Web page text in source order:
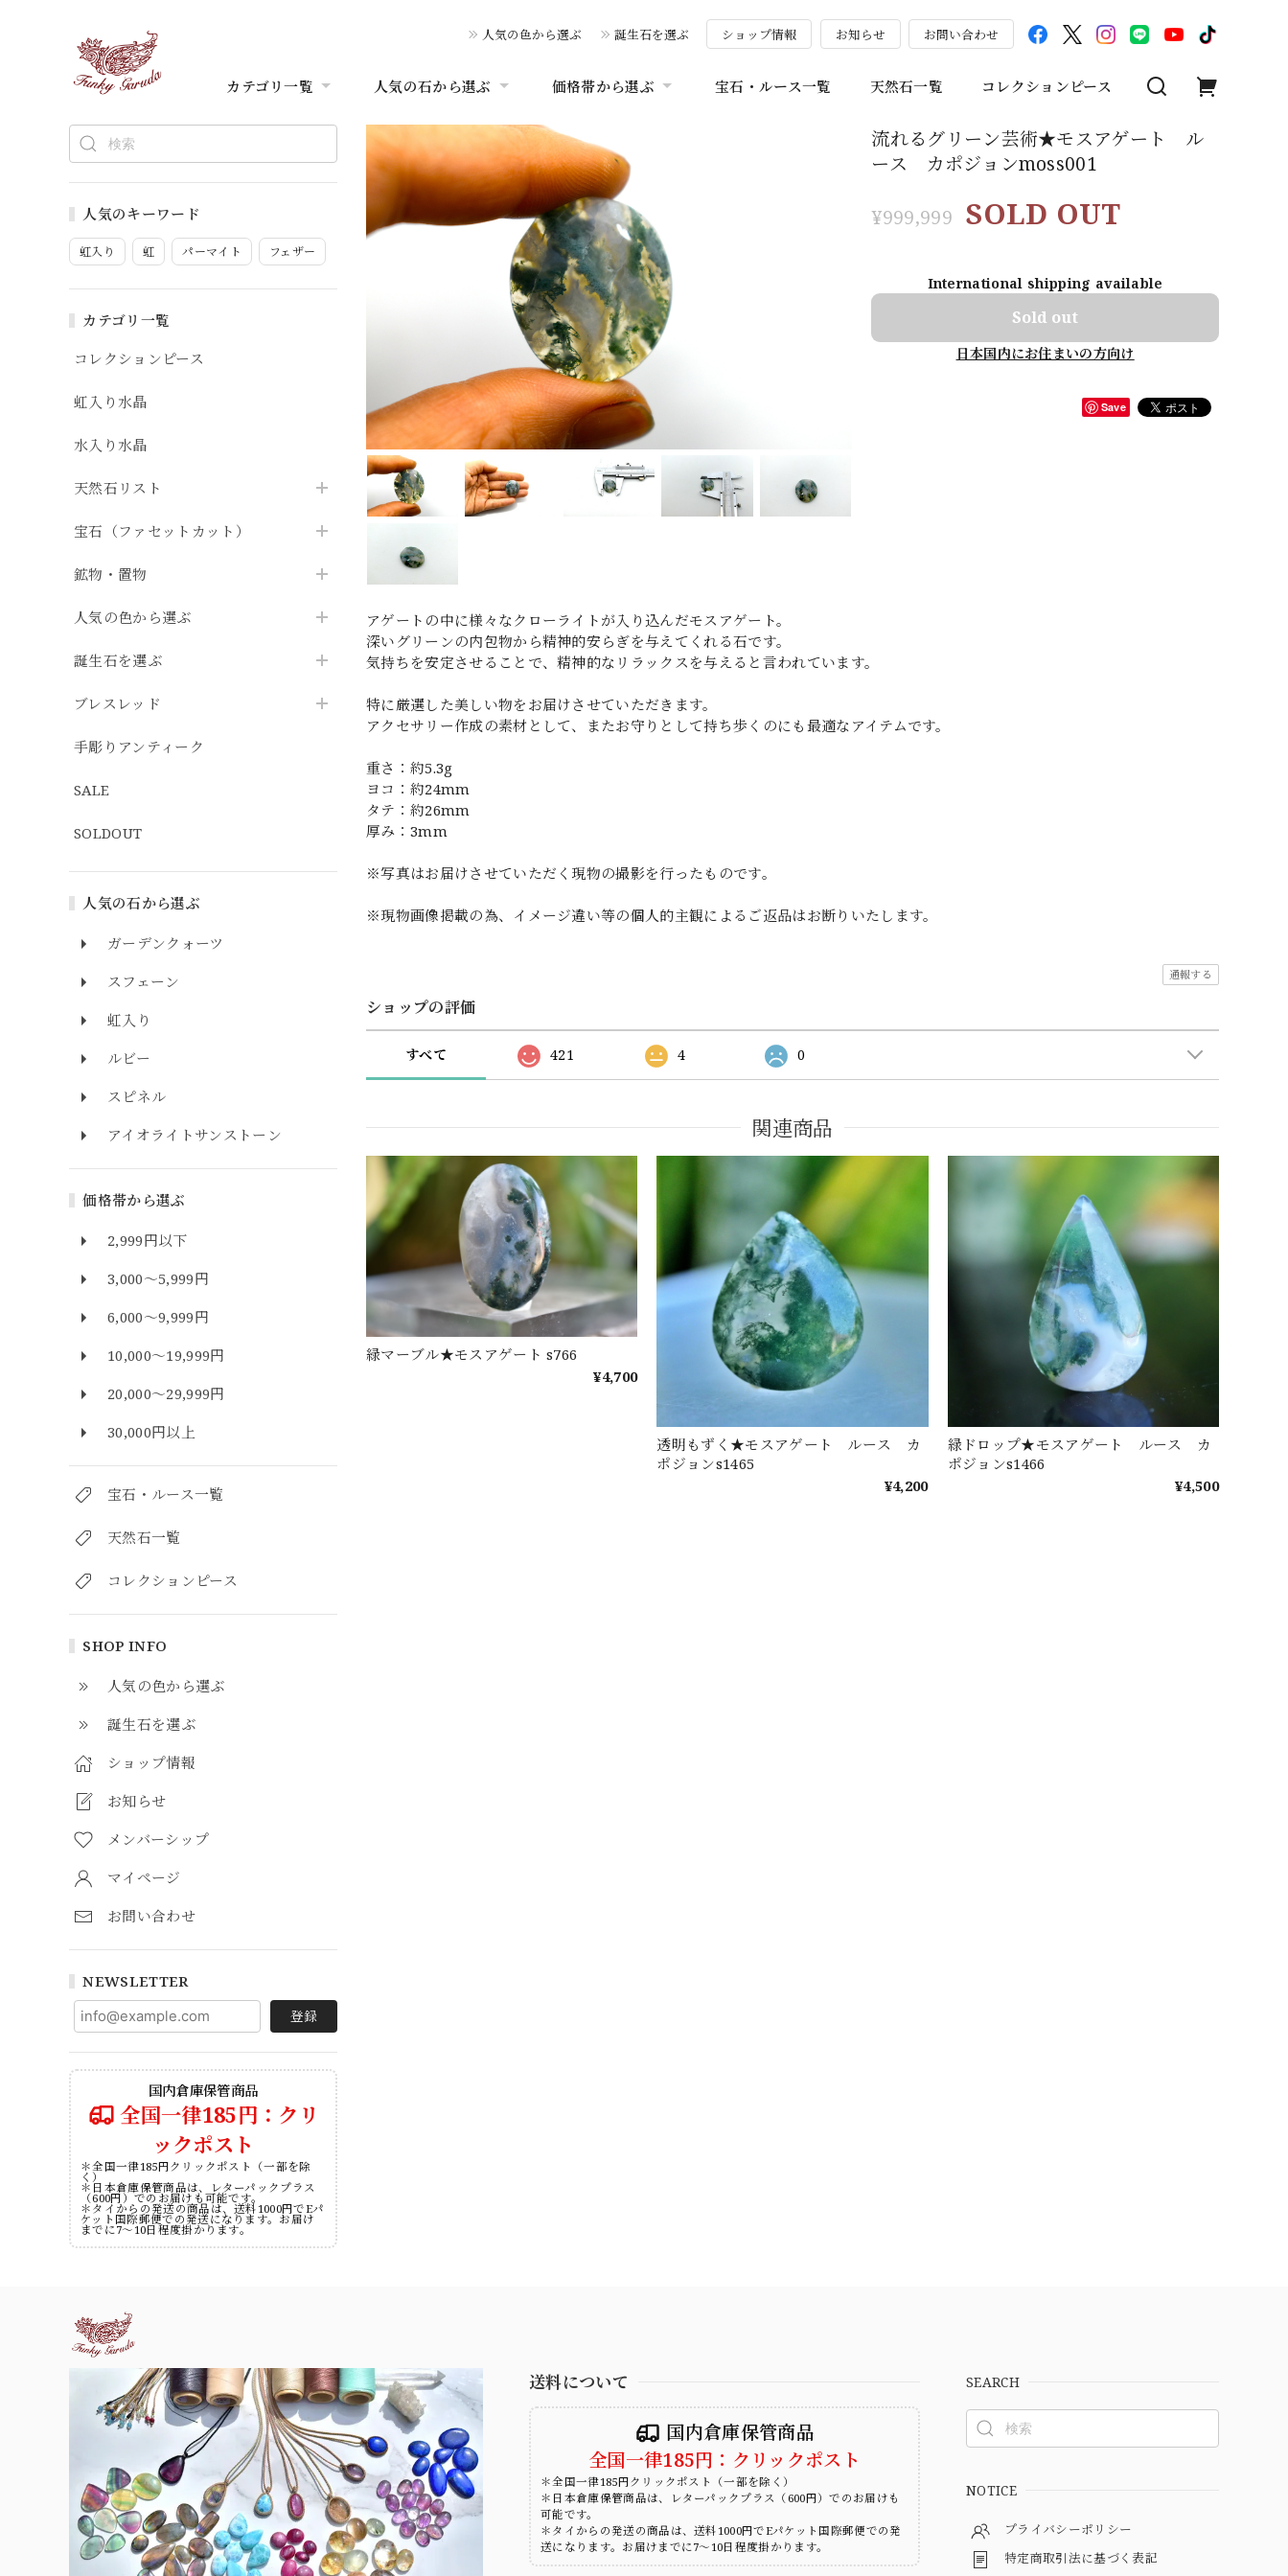
人気の色から選ぶ 誕生石を選ぶ ショップ情報 お知らせ お問い合わせ
カテゴリ一覧 人気の石から選ぶ 価格帯から選ぶ 宝石・ルース一覧 天然石一覧 コレクションピース
人気のキーワード
虹入り 虹 パーマイト フェザー
カテゴリ一覧
コレクションピース
虹入り水晶
水入り水晶
天然石リスト
宝石（ファセットカット）
鉱物・置物
人気の色から選ぶ
誕生石を選ぶ
ブレスレッド
手彫りアンティーク
SALE
SOLDOUT
人気の石から選ぶ
ガーデンクォーツ
スフェーン
虹入り
ルビー
スピネル
アイオライトサンストーン
価格帯から選ぶ
2,999円以下
3,000～5,999円
6,000～9,999円
10,000～19,999円
20,000～29,999円
30,000円以上
宝石・ルース一覧
天然石一覧
コレクションピース
SHOP INFO
人気の色から選ぶ
誕生石を選ぶ
ショップ情報
お知らせ
メンバーシップ
マイページ
お問い合わせ
NEWSLETTER
登録
国内倉庫保管商品
全国一律185円：クリ
ックポスト
＊全国一律185円クリックポスト（一部を除
く）
＊日本倉庫保管商品は、レターパックプラス
（600円）でのお届けも可能です。
＊タイからの発送の商品は、送料1000円でEパ
ケット国際郵便での発送になります。お届け
までに7～10日程度掛かります。
流れるグリーン芸術★モスアゲート ル
ース カポジョンmoss001
¥999,999 SOLD OUT
International shipping available
Sold out
日本国内にお住まいの方向け
Save
アゲートの中に様々なクローライトが入り込んだモスアゲート。
深いグリーンの内包物から精神的安らぎを与えてくれる石です。
気持ちを安定させることで、精神的なリラックスを与えると言われています。
特に厳選した美しい物をお届けさせていただきます。
アクセサリー作成の素材として、またお守りとして持ち歩くのにも最適なアイテムです。
重さ：約5.3g
ヨコ：約24mm
タテ：約26mm
厚み：3mm
※写真はお届けさせていただく現物の撮影を行ったものです。
※現物画像掲載の為、イメージ違い等の個人的主観によるご返品はお断りいたします。
通報する
ショップの評価
すべて 421 4 0
関連商品
緑マーブル★モスアゲート s766
¥4,700
透明もずく★モスアゲート ルース カ
ポジョンs1465
¥4,200
緑ドロップ★モスアゲート ルース カ
ポジョンs1466
¥4,500
送料について
国内倉庫保管商品
全国一律185円：クリックポスト
＊全国一律185円クリックポスト（一部を除く）
＊日本倉庫保管商品は、レターパックプラス（600円）でのお届けも
可能です。
＊タイからの発送の商品は、送料1000円でEパケット国際郵便での発
送になります。お届けまでに7～10日程度掛かります。
SEARCH
NOTICE
プライバシーポリシー
特定商取引法に基づく表記